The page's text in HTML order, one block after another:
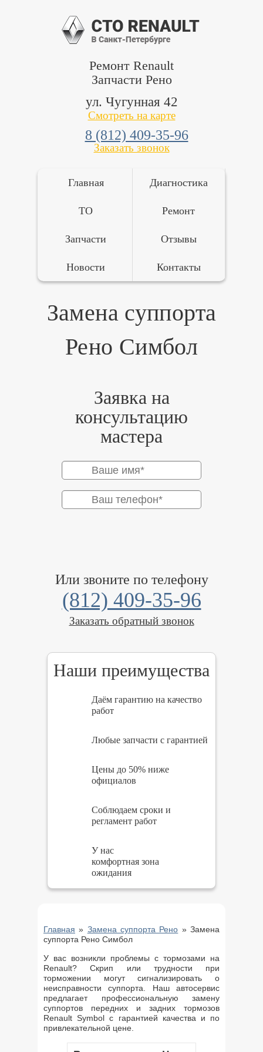
Ремонт Renault
Запчасти Рено
ул. Чугунная 42
Смотреть на карте
8 (812) 409-35-96
Заказать звонок
Главная
ТО
Диагностика
Ремонт
Запчасти Отзывы
Новости Контакты
Замена суппорта
Рено Симбол
Заявка на
консультацию
мастера
Или звоните по телефону
(812) 409-35-96
Заказать обратный звонок
Наши преимущества
Даём гарантию на качество
работ
Любые запчасти с гарантией
Цены до 50% ниже
официалов
Соблюдаем сроки и
регламент работ
У нас
комфортная зона
ожидания
Главная » Замена суппорта Рено »Замена
суппорта Рено Симбол
У вас возникли проблемы с тормозами на
Renault? Скрип или трудности при
торможении могут сигнализировать о
неисправности суппорта. Наш автосервис
предлагает профессиональную замену
суппортов передних и задних тормозов
Renault Symbol с гарантией качества и по
привлекательной цене.